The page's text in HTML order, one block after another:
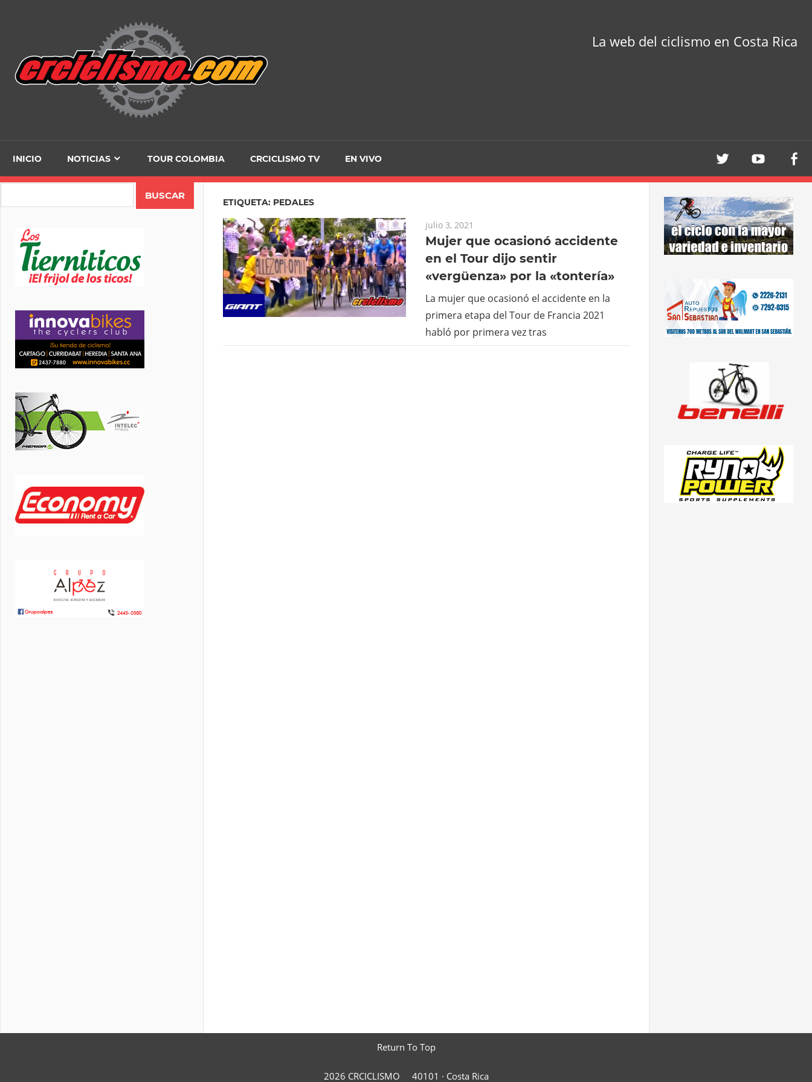
La web del ciclismo en Costa Rica
INICIO NOTICIAS TOUR COLOMBIA CRCICLISMO TV EN VIVO
ETIQUETA: PEDALES
julio 3, 2021
Mujer que ocasionó accidente
en el Tour dijo sentir
«vergüenza» por la «tontería»
La mujer que ocasionó el accidente en la
primera etapa del Tour de Francia 2021
habló por primera vez tras
Return To Top
2026 CRCICLISMO 40101 · Costa Rica